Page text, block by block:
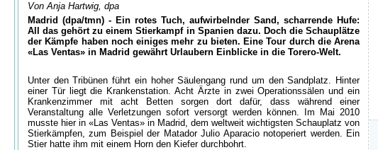
Von Anja Hartwig, dpa
Madrid (dpa/tmn) - Ein rotes Tuch, aufwirbelnder Sand, scharrende Hufe:
All das gehört zu einem Stierkampf in Spanien dazu. Doch die Schauplätze
der Kämpfe haben noch einiges mehr zu bieten. Eine Tour durch die Arena
«Las Ventas» in Madrid gewährt Urlaubern Einblicke in die Torero-Welt.
Unter den Tribünen führt ein hoher Säulengang rund um den Sandplatz. Hinter
einer Tür liegt die Krankenstation. Acht Ärzte in zwei Operationssälen und ein
Krankenzimmer mit acht Betten sorgen dort dafür, dass während einer
Veranstaltung alle Verletzungen sofort versorgt werden können. Im Mai 2010
musste hier in «Las Ventas» in Madrid, dem weltweit wichtigsten Schauplatz von
Stierkämpfen, zum Beispiel der Matador Julio Aparacio notoperiert werden. Ein
Stier hatte ihm mit einem Horn den Kiefer durchbohrt.